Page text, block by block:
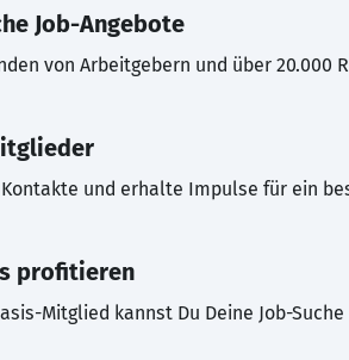
Job-Angebote
von Arbeitgebern und über 20.000
und erhalte Impulse für ein
profitieren
Mitglied kannst Du Deine Job-